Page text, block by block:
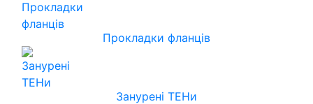
Прокладки фланців
Занурені ТЕНи